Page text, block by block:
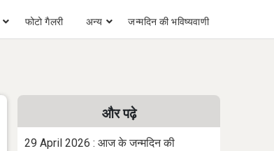
फोटो गैलरी अन्य जन्मदिन की भविष्यवाणी
और पढ़े
29 April 2026 : आज के जन्मदिन की